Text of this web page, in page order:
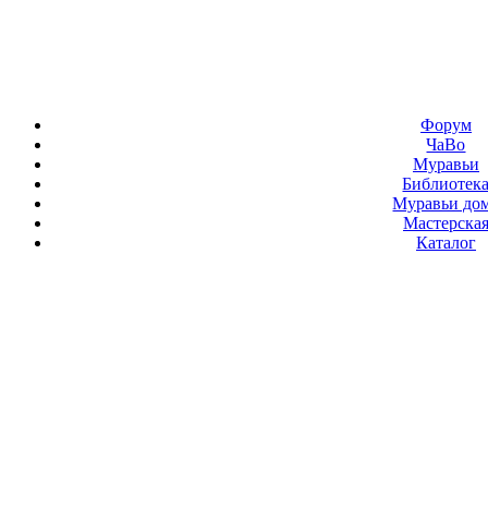
Форум
ЧаВо
Муравьи
Муравьи
Мастерская
Каталог